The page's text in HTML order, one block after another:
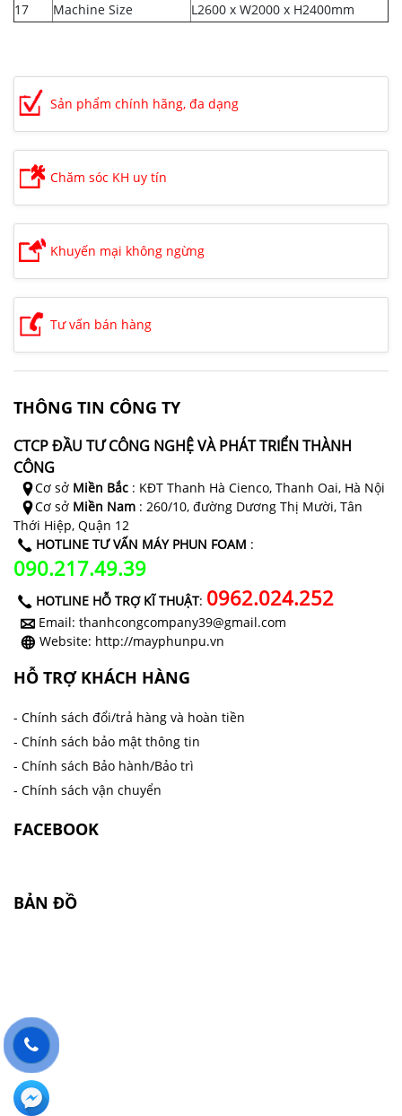
17
Machine Size L2600 x W2000 x H2400mm
Sản phẩm chính hãng, đa dạng
Chăm sóc KH uy tín
Khuyến mại không ngừng
Tư vấn bán hàng
THÔNG TIN CÔNG TY
CTCP ĐẦU TƯ CÔNG NGHỆ VÀ PHÁT TRIỂN THÀNH
CÔNG
Cơ sở Miền Bắc : KĐT Thanh Hà Cienco, Thanh Oai, Hà Nội
Cơ sở Miền Nam : 260/10, đường Dương Thị Mười, Tân
Thới Hiệp, Quận 12
HOTLINE TƯ VẤN MÁY PHUN FOAM :
090.217.49.39
HOTLINE HỖ TRỢ KĨ THUẬT: 0962.024.252
Email: thanhcongcompany39@gmail.com
Website: http://mayphunpu.vn
HỖ TRỢ KHÁCH HÀNG
- Chính sách đổi/trả hàng và hoàn tiền
- Chính sách bảo mật thông tin
- Chính sách Bảo hành/Bảo trì
- Chính sách vận chuyển
FACEBOOK
BẢN ĐỒ